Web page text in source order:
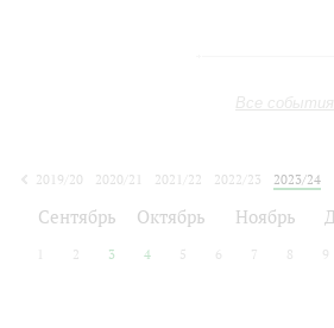
Все события
2019/20
2020/21 2021/22 2022/23
2023/24
Сентябрь Октябрь Ноябрь
2 3 4 5 6 7 8 9